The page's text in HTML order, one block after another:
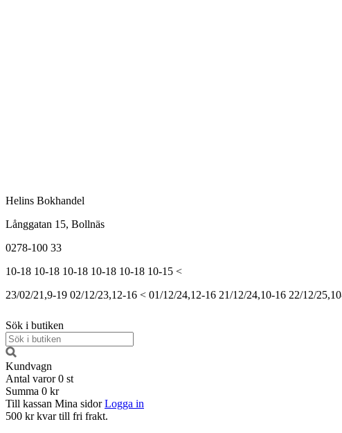
Helins Bokhandel
Långgatan 15, Bollnäs
0278-100 33
10-18 10-18 10-18 10-18 10-18 10-15 <
23/02/21,9-19 02/12/23,12-16 < 01/12/24,12-16 21/12/24,10-16 22/12/
Sök i butiken
Kundvagn
Antal varor 0 st
Summa 0 kr
Till kassan Mina sidor Logga in
500 kr kvar till fri frakt.